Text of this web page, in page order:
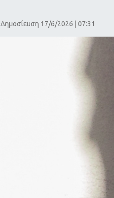
Δημοσίευση 17/6/2026 | 07:31